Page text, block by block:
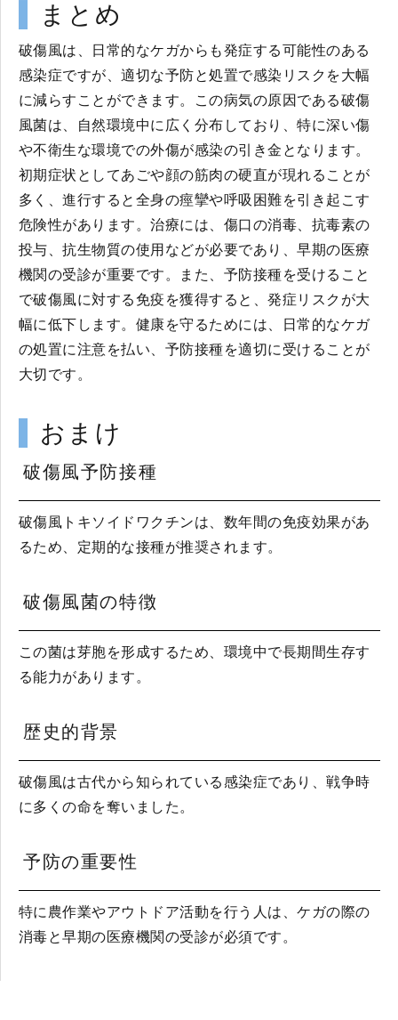
まとめ
破傷風は、日常的なケガからも発症する可能性のある
感染症ですが、適切な予防と処置で感染リスクを大幅
に減らすことができます。この病気の原因である破傷
風菌は、自然環境中に広く分布しており、特に深い傷
や不衛生な環境での外傷が感染の引き金となります。
初期症状としてあごや顔の筋肉の硬直が現れることが
多く、進行すると全身の痙攣や呼吸困難を引き起こす
危険性があります。治療には、傷口の消毒、抗毒素の
投与、抗生物質の使用などが必要であり、早期の医療
機関の受診が重要です。また、予防接種を受けること
で破傷風に対する免疫を獲得すると、発症リスクが大
幅に低下します。健康を守るためには、日常的なケガ
の処置に注意を払い、予防接種を適切に受けることが
大切です。
おまけ
破傷風予防接種
破傷風トキソイドワクチンは、数年間の免疫効果があ
るため、定期的な接種が推奨されます。
破傷風菌の特徴
この菌は芽胞を形成するため、環境中で長期間生存す
る能力があります。
歴史的背景
破傷風は古代から知られている感染症であり、戦争時
に多くの命を奪いました。
予防の重要性
特に農作業やアウトドア活動を行う人は、ケガの際の
消毒と早期の医療機関の受診が必須です。